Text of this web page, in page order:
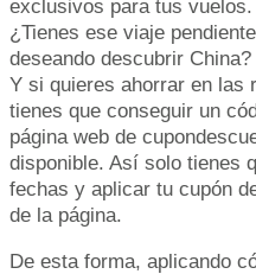
exclusivos para tus
¿Tienes ese viaje
deseando descubrir
Y si quieres ahorrar en las
tienes que conseguir un
página web de
disponible. Así solo tienes
fechas y aplicar tu cupón
de la página.
De esta forma, aplicando